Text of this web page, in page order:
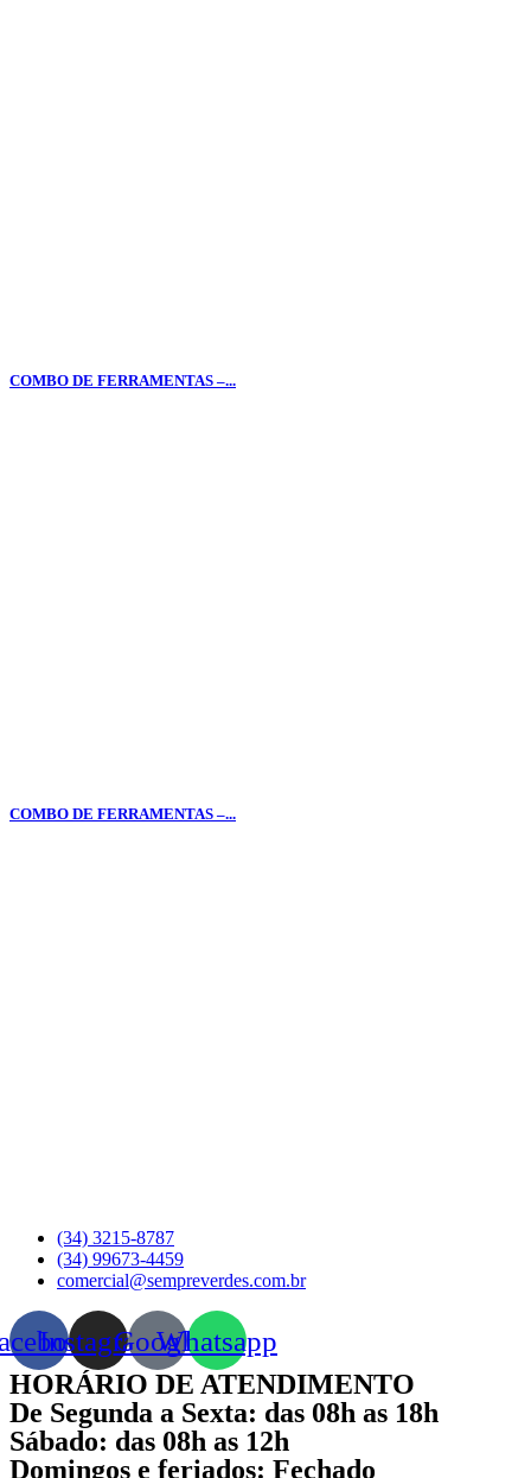
COMBO DE FERRAMENTAS –...
COMBO DE FERRAMENTAS –...
(34) 3215-8787
(34) 99673-4459
comercial@sempreverdes.com.br
InstagramGoogleWhatsapp
HORÁRIO DE ATENDIMENTO
De Segunda a Sexta: das 08h as 18h
Sábado: das 08h as 12h
Domingos e feriados: Fechado